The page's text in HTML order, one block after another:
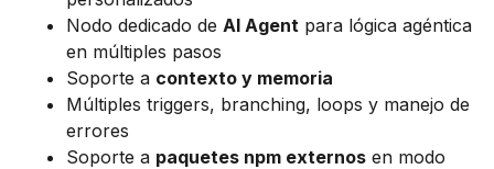
Nodo dedicado de AI Agent para lógica agéntica
en múltiples pasos
Soporte a contexto y memoria
Múltiples triggers, branching, loops y manejo de
errores
Soporte a paquetes npm externos en modo